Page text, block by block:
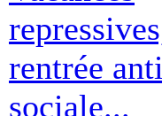
rentrée
sociale...